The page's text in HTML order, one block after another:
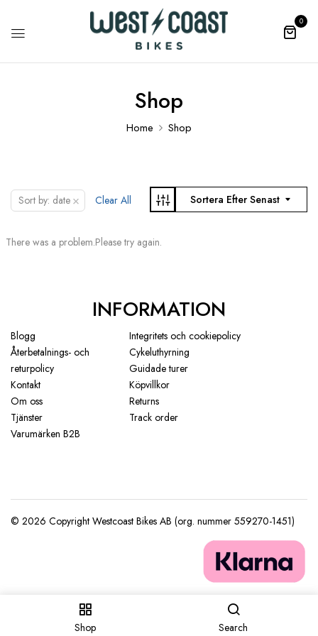
0
Shop Search
Shop
Home Shop
Sort by: date × Clear All Sortera Efter Senast
There was a problem.Please try again.
INFORMATION
Blogg
Integritets och cookiepolicy
Återbetalnings- och
returpolicy
Cykeluthyrning
Guidade turer
Kontakt
Köpvillkor
Om oss
Returns
Tjänster
Track order
Varumärken B2B